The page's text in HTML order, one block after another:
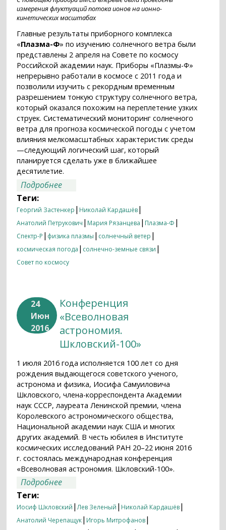
измерения флуктуаций потока ионов на ионно-
кинетических масштабах
Главные результаты приборного комплекса
«Плазма-Ф» по изучению солнечного ветра были
представлены 2 апреля на Совете по космосу
Российской академии наук. Приборы «Плазмы-Ф»
непрерывно работали в космосе с 2011 года и
позволили изучить с рекордным временным
разрешением тонкую структуру солнечного ветра,
который оказался похожим на переплетение узких
струек. Систематический мониторинг солнечного
ветра для прогноза космической погоды с учетом
влияния мелкомасштабных характеристик среды
—следующий логический шаг, который
планируется сделать уже в ближайшее
десятилетие.
Подробнее
Теги:
Георгий Застенкер | Николай Кардашёв|
Анатолий Петрукович | Мария Рязанцева | Плазма-Ф |
Спектр-Р | физика плазмы | солнечный ветер |
космическая погода | солнечно-земные связи |
Совет по космосу
24
Июн
2016
Конференция
«Всеволновая
астрономия.
Шкловский-100»
1 июля 2016 года исполняется 100 лет со дня
рождения выдающегося советского ученого,
астронома и физика, Иосифа Самуиловича
Шкловского, члена-корреспондента Академии
наук СССР, лауреата Ленинской премии, члена
Королевского астрономического общества,
Национальной академии наук США и многих
других академий. В честь юбилея в Институте
космических исследований РАН 20–22 июня 2016
г. состоялась международная конференция
«Всеволновая астрономия. Шкловский-100».
Подробнее
Теги:
Иосиф Шкловский |Лев Зеленый | Николай Кардашёв|
Анатолий Черепащук| Игорь Митрофанов|